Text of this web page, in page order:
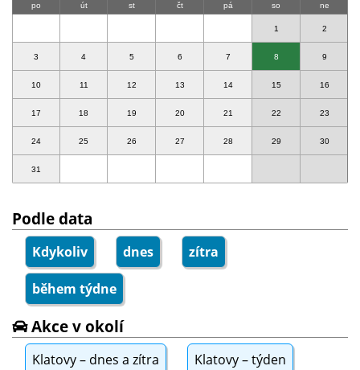
po út st čt pá so ne
1 2
3 4 5 6 7 8 9
10 11 12 13 14 15 16
17 18 19 20 21 22 23
24 25 26 27 28 29 30
31
Podle data
Kdykoliv dnes zítra
během týdne
Akce v okolí
Klatovy – dnes a zítra Klatovy – týden